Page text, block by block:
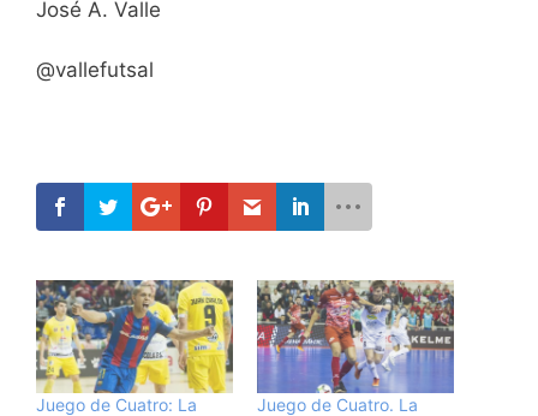
José A. Valle
@vallefutsal
Juego de Cuatro: La
Juego de Cuatro. La